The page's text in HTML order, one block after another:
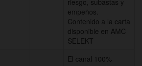
empeños.
Contenido a la carta
disponible en AMC
SELEKT
El canal 100%